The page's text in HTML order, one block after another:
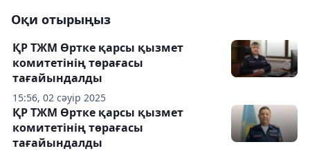
Оқи отырыңыз
15:56, 02 сәуір 2025
ҚР ТЖМ Өртке қарсы қызмет
комитетінің төрағасы
тағайындалды
ҚР ТЖМ Өртке қарсы қызмет
комитетінің төрағасы
тағайындалды